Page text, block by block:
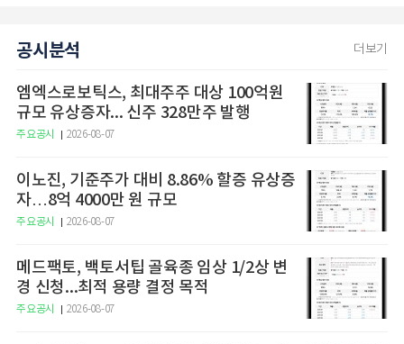
공시분석 더보기
엠엑스로보틱스, 최대주주 대상 100억원
규모 유상증자... 신주 328만주 발행
주요공시 2026-08-07
이노진, 기준주가 대비 8.86% 할증 유상증
자…8억 4000만 원 규모
주요공시 2026-08-07
메드팩토, 백토서팁 골육종 임상 1/2상 변
경 신청...최적 용량 결정 목적
주요공시 2026-08-07